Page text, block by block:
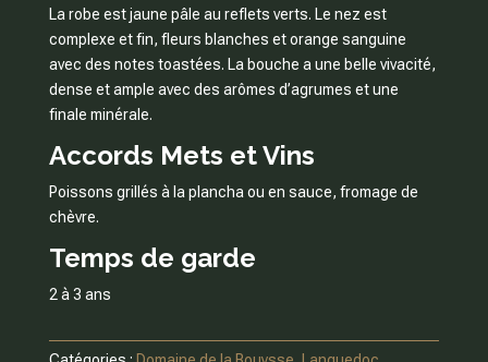
La robe est jaune pâle au reflets verts. Le nez est
complexe et fin, fleurs blanches et orange sanguine
avec des notes toastées. La bouche a une belle vivacité,
dense et ample avec des arômes d’agrumes et une
finale minérale.
Accords Mets et Vins
Poissons grillés à la plancha ou en sauce, fromage de
chèvre.
Temps de garde
2 à 3 ans